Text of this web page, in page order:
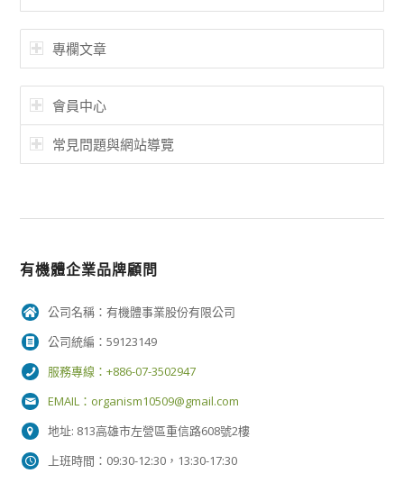
專欄文章
會員中心
常見問題與網站導覽
有機體企業品牌顧問
公司名稱：有機體事業股份有限公司
公司統編：59123149
服務專線：+886-07-3502947
EMAIL： organism10509@gmail.com
地址: 813高雄市左營區重信路608號2樓
上班時間：09:30-12:30，13:30-17:30